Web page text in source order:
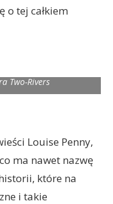
o tej całkiem
Two-Rivers
Louise Penny,
ma nawet nazwę
które na
i takie